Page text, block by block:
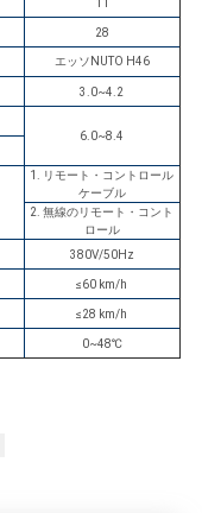
11
28
エッソNUTO H46
3.0~4.2
6.0~8.4
1. リモート・コントロール
ケーブル
2. 無線のリモート・コント
ロール
380V/50Hz
≤60 km/h
≤28 km/h
0~48℃